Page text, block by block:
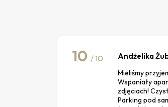
10 / 10 Andżelika
Mieliśmy
Wspaniały
zdjęciach!
Parking pod